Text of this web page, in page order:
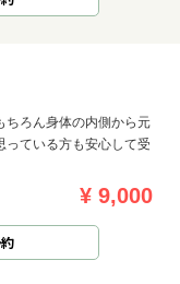
ちろん身体の内側から元
っている方も安心して受
¥ 9,000